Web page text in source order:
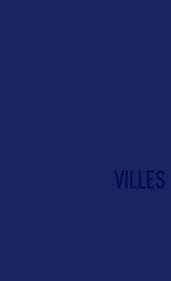
VILLES